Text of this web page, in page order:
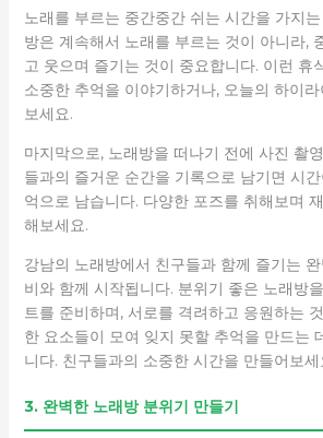
노래를 부르는 중간중간 쉬는 시간을 가지
방은 계속해서 노래를 부르는 것이 아니라,
고 웃으며 즐기는 것이 중요합니다. 이런 휴
소중한 추억을 이야기하거나, 오늘의 하이
보세요.
마지막으로, 노래방을 떠나기 전에 사진 촬
들과의 즐거운 순간을 기록으로 남기면 시
억으로 남습니다. 다양한 포즈를 취해보며
해보세요.
강남의 노래방에서 친구들과 함께 즐기는
비와 함께 시작됩니다. 분위기 좋은 노래방
트를 준비하며, 서로를 격려하고 응원하는
한 요소들이 모여 잊지 못할 추억을 만드는
니다. 친구들과의 소중한 시간을 만들어보세
3. 완벽한 노래방 분위기 만들기